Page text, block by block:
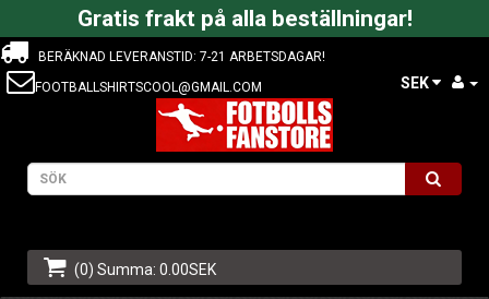
Gratis frakt på alla beställningar!
BERÄKNAD LEVERANSTID: 7-21 ARBETSDAGAR!
FOOTBALLSHIRTSCOOL@GMAIL.COM
SEK
(0) Summa: 0.00SEK